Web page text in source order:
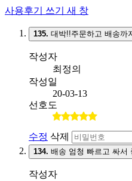
사용후기 쓰기 새 창
135. 대박!!주문하고 배송까
작성자
최정의
작성일
20-03-13
선호도
수정 삭제
134. 배송 엄청 빠르고 싸서
작성자